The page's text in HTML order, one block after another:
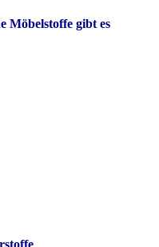
Möbelstoffe gibt es